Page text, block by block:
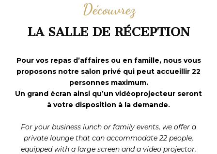
Découvrez
LA SALLE DE RÉCEPTION
Pour vos repas d’affaires ou en famille, nous vous
proposons notre salon privé qui peut accueillir 22
personnes maximum.
Un grand écran ainsi qu’un vidéoprojecteur seront
à votre disposition à la demande.
For your business lunch or family events, we offer a
private lounge that can accommodate 22 people,
equipped with a large screen and a video projector.